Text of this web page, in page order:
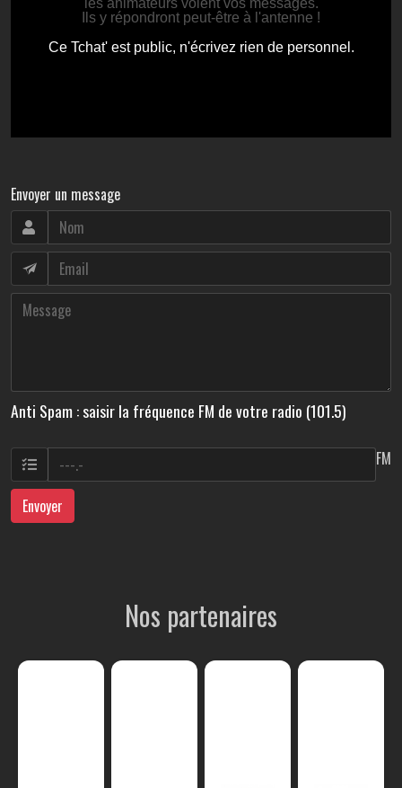
Envoyer un message
Anti Spam : saisir la fréquence FM de votre radio (101.5)
FM
Envoyer
Nos partenaires